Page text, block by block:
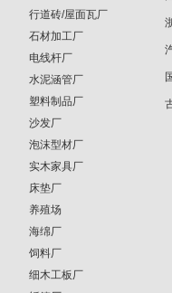
行道砖/屋面瓦厂
石材加工厂
电线杆厂
水泥涵管厂
塑料制品厂
沙发厂
泡沫型材厂
实木家具厂
床垫厂
养殖场
海绵厂
饲料厂
细木工板厂